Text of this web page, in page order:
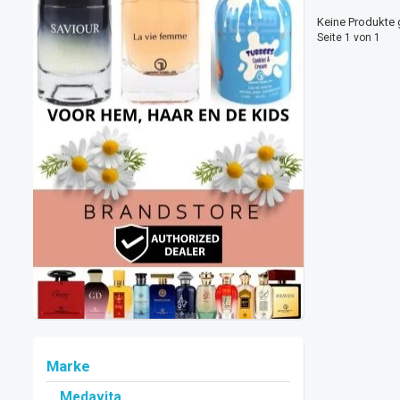
Marke
Keine Produkte
Seite 1 von 1